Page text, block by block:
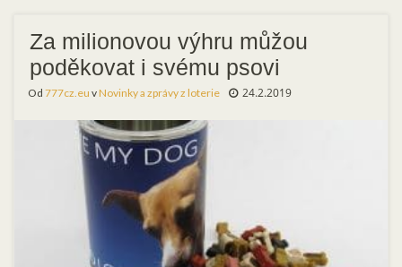
Za milionovou výhru můžou
poděkovat i svému psovi
Od 777cz.eu vNovinky a zprávy z loterie 24.2.2019